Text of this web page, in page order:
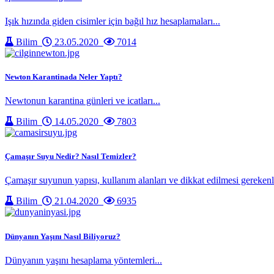
Işık hızında giden cisimler için bağıl hız hesaplamaları...
Bilim
23.05.2020 7014
Newton Karantinada Neler Yaptı?
Newtonun karantina günleri ve icatları...
Bilim
14.05.2020 7803
Çamaşır Suyu Nedir? Nasıl Temizler?
Çamaşır suyunun yapısı, kullanım alanları ve dikkat edilmesi
Bilim
21.04.2020 6935
Dünyanın Yaşını Nasıl Biliyoruz?
Dünyanın yaşını hesaplama yöntemleri...